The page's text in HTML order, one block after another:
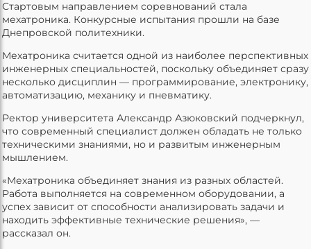
Стартовым направлением соревнований стала
мехатроника. Конкурсные испытания прошли на базе
Днепровской политехники.
Мехатроника считается одной из наиболее перспективных
инженерных специальностей, поскольку объединяет сразу
несколько дисциплин — программирование, электронику,
автоматизацию, механику и пневматику.
Ректор университета Александр Азюковский подчеркнул,
что современный специалист должен обладать не только
техническими знаниями, но и развитым инженерным
мышлением.
«Мехатроника объединяет знания из разных областей.
Работа выполняется на современном оборудовании, а
успех зависит от способности анализировать задачи и
находить эффективные технические решения», —
рассказал он.